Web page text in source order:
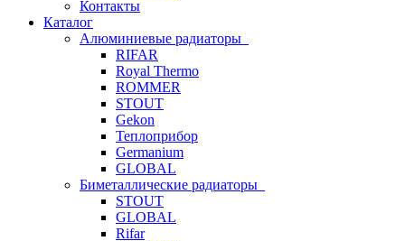
Контакты
Каталог
Алюминиевые радиаторы
RIFAR
Royal Thermo
ROMMER
STOUT
Gekon
Теплоприбор
Germanium
GLOBAL
Биметаллические радиаторы
STOUT
GLOBAL
Rifar